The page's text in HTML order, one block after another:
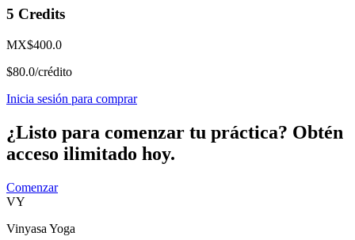
5 Credits
MX$400.0
$80.0/crédito
Inicia sesión para comprar
¿Listo para comenzar tu práctica? Obtén
acceso ilimitado hoy.
Comenzar
VY
Vinyasa Yoga